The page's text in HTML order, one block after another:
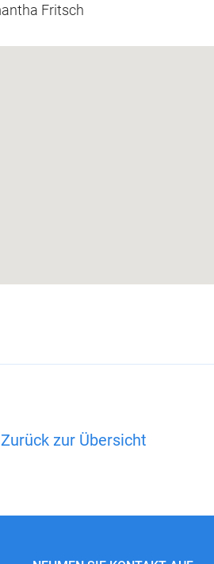
Fritsch
Zurück zur Übersicht